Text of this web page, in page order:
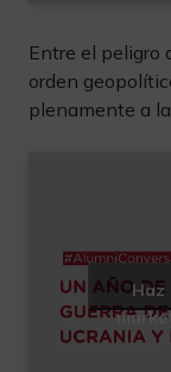
Entre el peligro
orden
plenamente a
Haz